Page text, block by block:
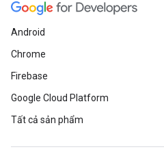
Android
Chrome
Firebase
Google Cloud Platform
Tất cả sản phẩm